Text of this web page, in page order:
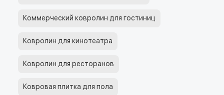
Коммерческий ковролин для гостиниц
Ковролин для кинотеатра
Ковролин для ресторанов
Ковровая плитка для пола